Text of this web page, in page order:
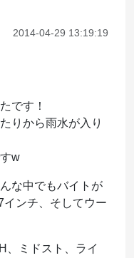
2014-04-29 13:19:19
です！
りから雨水が入り
w
な中でもバイトが
ンチ、そしてウー
、ミドスト、ライ